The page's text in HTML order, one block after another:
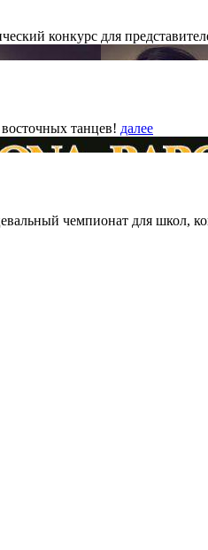
конкурс для
танцев! далее
чемпионат для школ,